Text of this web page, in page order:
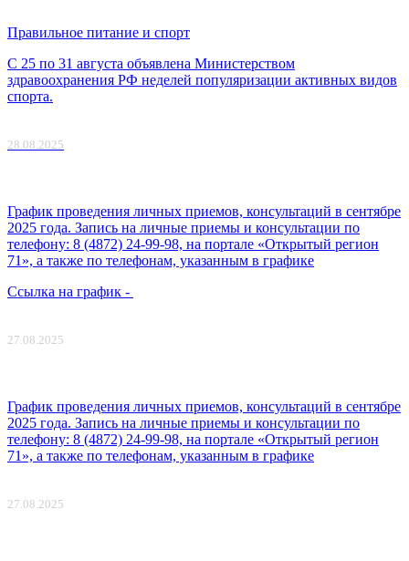
Правильное питание и спорт
С 25 по 31 августа объявлена Министерством
здравоохранения РФ неделей популяризации активных видов
спорта.
28.08.2025
График проведения личных приемов, консультаций в сентябре
2025 года. Запись на личные приемы и консультации по
телефону: 8 (4872) 24-99-98, на портале «Открытый регион
71», а также по телефонам, указанным в графике
Ccылка на график -
27.08.2025
График проведения личных приемов, консультаций в сентябре
2025 года. Запись на личные приемы и консультации по
телефону: 8 (4872) 24-99-98, на портале «Открытый регион
71», а также по телефонам, указанным в графике
27.08.2025